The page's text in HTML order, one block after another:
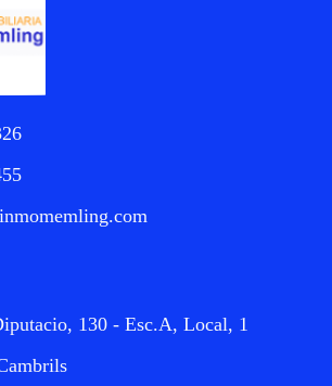
130 - Esc.A, Local, 1